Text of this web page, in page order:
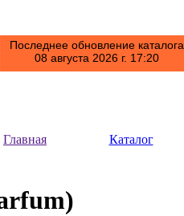
Последнее обновление каталога
08 августа 2026 г. 17:20
Главная Каталог